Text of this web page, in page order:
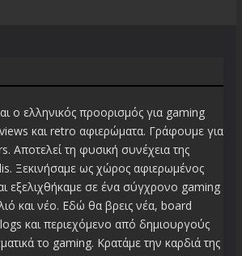
ο ελληνικός προορισμός για gaming
και retro αφιερώματα. Γράφουμε για
Αποτελεί τη φυσική συνέχεια της
Ξεκινήσαμε ως χώρος αφιερωμένος
εξελιχθήκαμε σε ένα σύγχρονο gaming
και νέο. Εδώ θα βρεις νέα, board
και περιεχόμενο από δημιουργούς
το gaming. Κρατάμε την καρδιά της